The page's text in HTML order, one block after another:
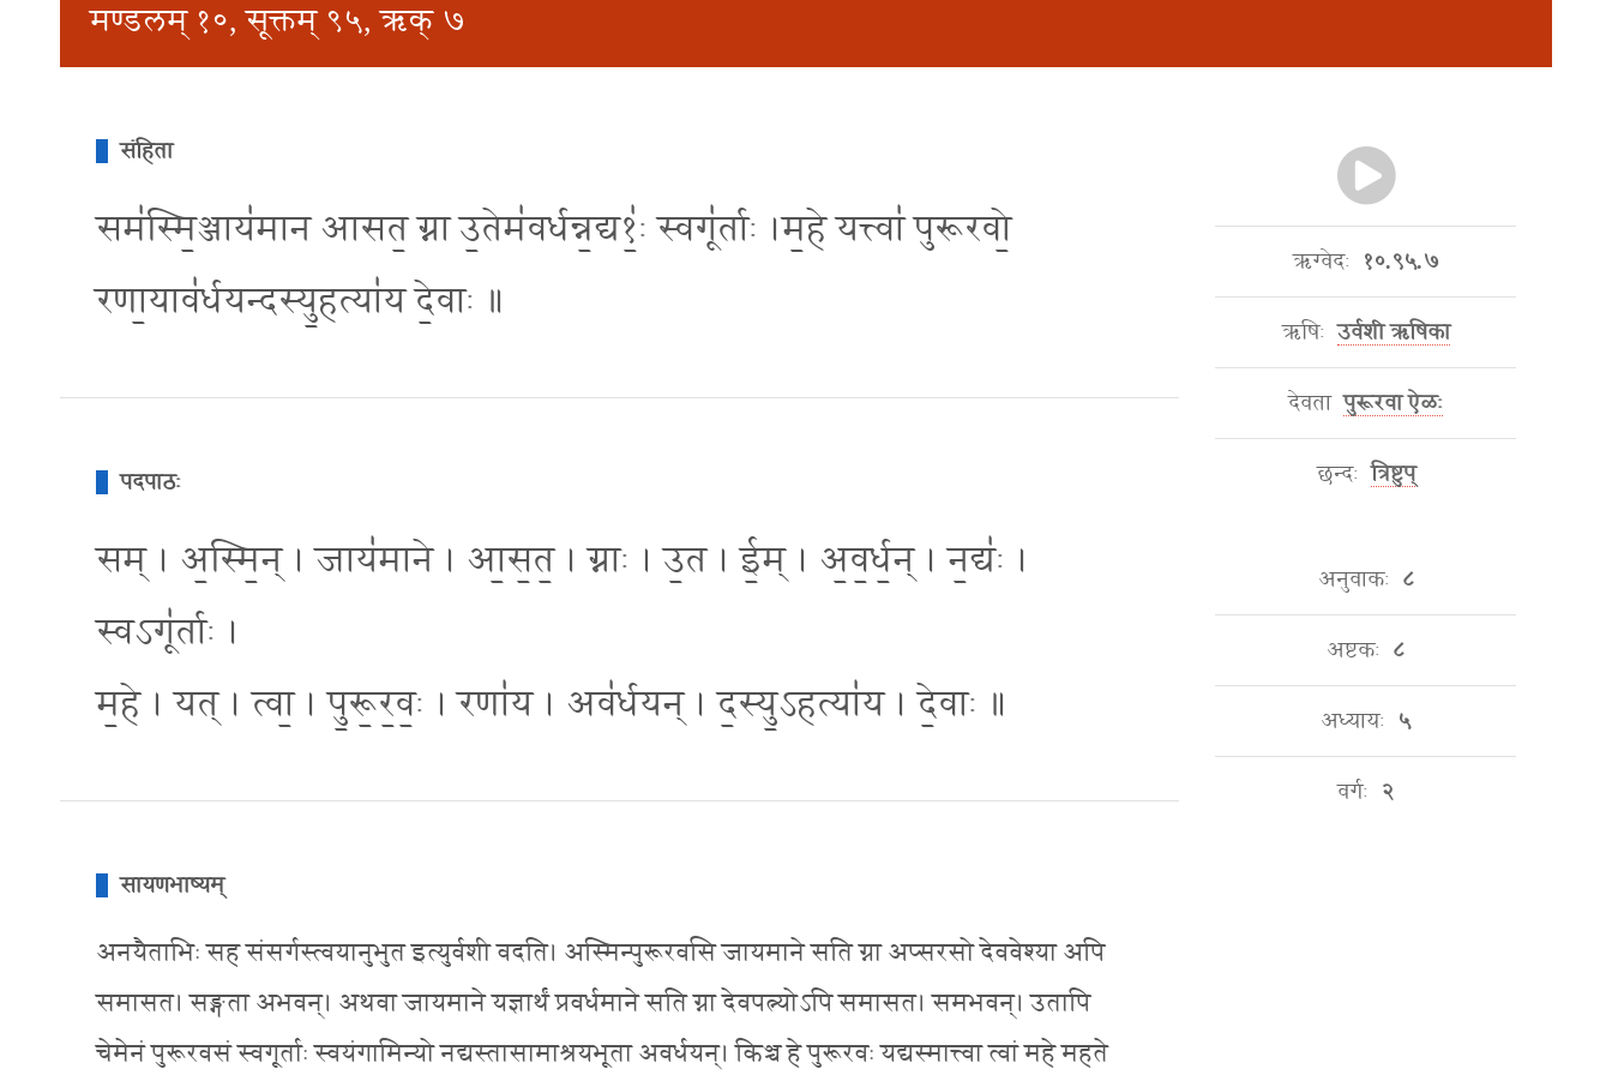
मण्डलम् १०, सूक्तम् ९५, ऋक् ७
संहिता
सम॑स्मि॒ञ्जाय॑मान आसत॒ ग्ना उ॒तेम॑वर्धन्न॒द्य१॒॑ः स्वगू॑र्ताः ।म॒हे यत्त्वा॑ पुरूरवो॒
रणा॒याव॑र्धयन्दस्यु॒हत्या॑य दे॒वाः ॥
पदपाठः
सम् । अ॒स्मि॒न् । जाय॑माने । आ॒स॒त॒ । ग्नाः । उ॒त । ई॒म् । अ॒व॒र्ध॒न् । न॒द्यः॑ ।
स्वऽगू॑र्ताः ।
म॒हे । यत् । त्वा॒ । पु॒रू॒र॒वः॒ । रणा॑य । अव॑र्धयन् । द॒स्यु॒ऽहत्या॑य । दे॒वाः ॥
सायणभाष्यम्
अनयैताभिः सह संसर्गस्त्वयानुभुत इत्युर्वशी वदति। अस्मिन्पुरूरवसि जायमाने सति ग्ना अप्सरसो देववेश्या अपि
समासत। सङ्गता अभवन्। अथवा जायमाने यज्ञार्थं प्रवर्धमाने सति ग्ना देवपत्न्योऽपि समासत। समभवन्। उतापि
चेमेनं पुरूरवसं स्वगूर्ताः स्वयंगामिन्यो नद्यस्तासामाश्रयभूता अवर्धयन्। किञ्च हे पुरूरवः यद्यस्मात्त्वा त्वां महे महते
ऋग्वेदः १०.९५.७
ऋषिः उर्वशी ऋषिका
देवता पुरूरवा ऐळः
छन्दः त्रिष्टुप्
अनुवाकः ८
अष्टकः ८
अध्यायः ५
वर्गः २